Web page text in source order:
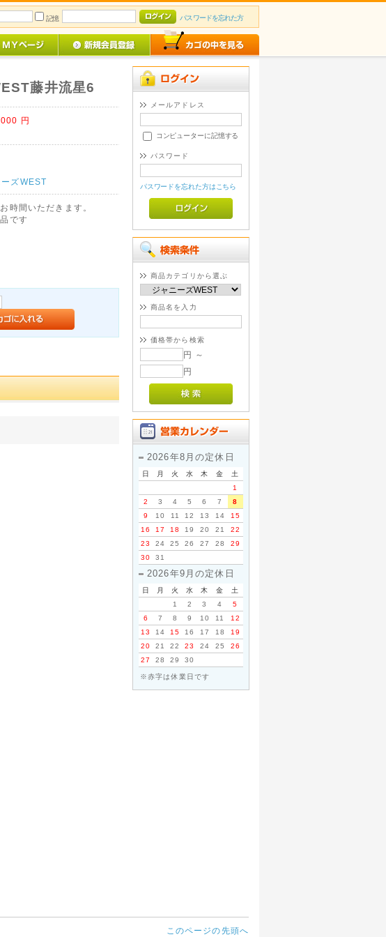
記憶
パスワードを忘れた方
藤井流星6
円
ーズWEST
時間いただきます。
です
メールアドレス
コンピューターに記憶する
パスワード
パスワードを忘れた方はこちら
商品カテゴリから選ぶ
商品名を入力
価格帯から検索
円 ～
円
2026年8月の定休日
日 月 火 水 木 金
土
1
2
3 4 5 6 7
8
9
10 11 12 13 14
15
16
17 18 19 20 21
22
23
24 25 26 27 28
29
30
31
2026年9月の定休日
日 月 火 水 木 金
土
1
2 3 4
5
6
7 8 9 10 11
12
13
14 15 16 17 18
19
20
21 22 23 24 25
26
27
28 29 30
※赤字は休業日です
このページの先頭へ